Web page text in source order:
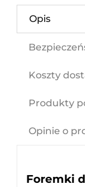
Opis
Koszty
Produkty
Opinie o
Foremki